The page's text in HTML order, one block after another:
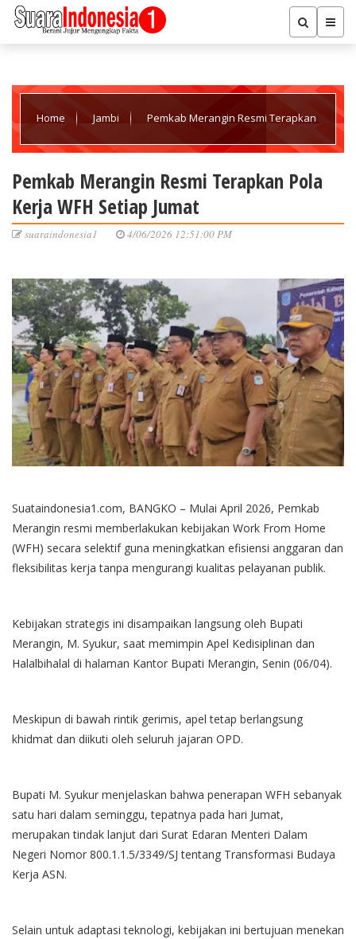
Home Jambi Pemkab Merangin Resmi Terapkan
Pemkab Merangin Resmi Terapkan Pola
Kerja WFH Setiap Jumat
suaraindonesia1 4/06/2026 12:51:00 PM
Suataindonesia1.com, BANGKO – Mulai April 2026, Pemkab
Merangin resmi memberlakukan kebijakan Work From Home
(WFH) secara selektif guna meningkatkan efisiensi anggaran dan
fleksibilitas kerja tanpa mengurangi kualitas pelayanan publik.
Kebijakan strategis ini disampaikan langsung oleh Bupati
Merangin, M. Syukur, saat memimpin Apel Kedisiplinan dan
Halalbihalal di halaman Kantor Bupati Merangin, Senin (06/04).
Meskipun di bawah rintik gerimis, apel tetap berlangsung
khidmat dan diikuti oleh seluruh jajaran OPD.
Bupati M. Syukur menjelaskan bahwa penerapan WFH sebanyak
satu hari dalam seminggu, tepatnya pada hari Jumat,
merupakan tindak lanjut dari Surat Edaran Menteri Dalam
Negeri Nomor 800.1.1.5/3349/SJ tentang Transformasi Budaya
Kerja ASN.
Selain untuk adaptasi teknologi, kebijakan ini bertujuan menekan